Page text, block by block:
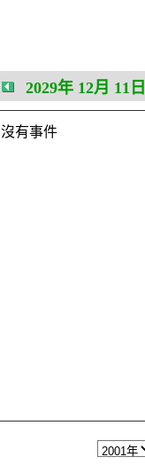
2029年 12月 11日
沒有事件